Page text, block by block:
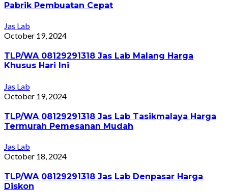
Pabrik Pembuatan Cepat
Jas Lab
October 19, 2024
TLP/WA 08129291318 Jas Lab Malang Harga
Khusus Hari Ini
Jas Lab
October 19, 2024
TLP/WA 08129291318 Jas Lab Tasikmalaya Harga
Termurah Pemesanan Mudah
Jas Lab
October 18, 2024
TLP/WA 08129291318 Jas Lab Denpasar Harga
Diskon